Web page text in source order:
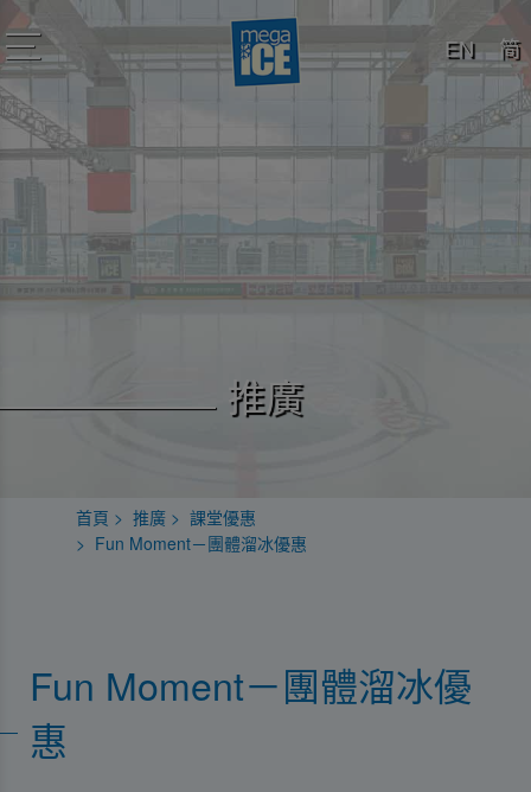
toggle
navigation
EN 简
推廣
首頁 推廣
課堂優惠
Fun Moment－團體溜冰優惠
Fun Moment－團體溜冰優
惠